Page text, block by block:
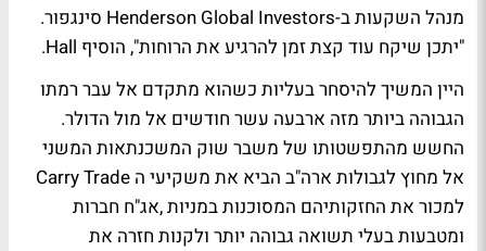
מנהל השקעות ב-Henderson Global Investors סינגפור.
"יתכן שיקח עוד קצת זמן להרגיע את הרוחות", הוסיף Hall.
היין המשיך להיסחר בעליות כשהוא מתקדם אל עבר רמתו
הגבוהה ביותר מזה ארבעה עשר חודשים אל מול הדולר.
החשש מהתפשטותו של משבר שוק המשכנתאות המשני
אל מחוץ לגבולות ארה"ב הביא את משקיעי ה Carry Trade
למכור את החזקותיהם המסוכנות במניות ,אג"ח חברות
ומטבעות בעלי תשואה גבוהה יותר ולקנות חזרה את